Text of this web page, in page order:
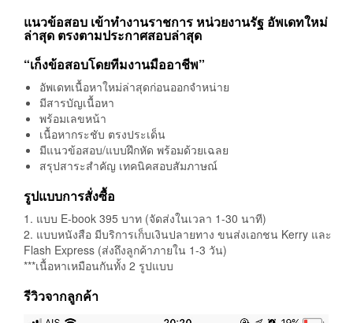
แนวข้อสอบ เข้าทำงานราชการ หน่วยงานรัฐ อัพเดทใหม่
ล่าสุด ตรงตามประกาศสอบล่าสุด
“เก็งข้อสอบโดยทีมงานมืออาชีพ”
อัพเดทเนื้อหาใหม่ล่าสุดก่อนออกจำหน่าย
มีสารบัญเนื้อหา
พร้อมเลขหน้า
เนื้อหากระชับ ตรงประเด็น
มีแนวข้อสอบ/แบบฝึกหัด พร้อมด้วยเฉลย
สรุปสาระสำคัญ เทคนิคสอบสัมภาษณ์
รูปแบบการสั่งซื้อ
1. แบบ E-book 395 บาท (จัดส่งในเวลา 1-30 นาที)
2. แบบหนังสือ มีบริการเก็บเงินปลายทาง ขนส่งเอกชน Kerry และ
Flash Express (ส่งถึงลูกค้าภายใน 1-3 วัน)
***เนื้อหาเหมือนกันทั้ง 2 รูปแบบ
รีวิวจากลูกค้า